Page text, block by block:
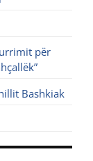
për
Bashkiak